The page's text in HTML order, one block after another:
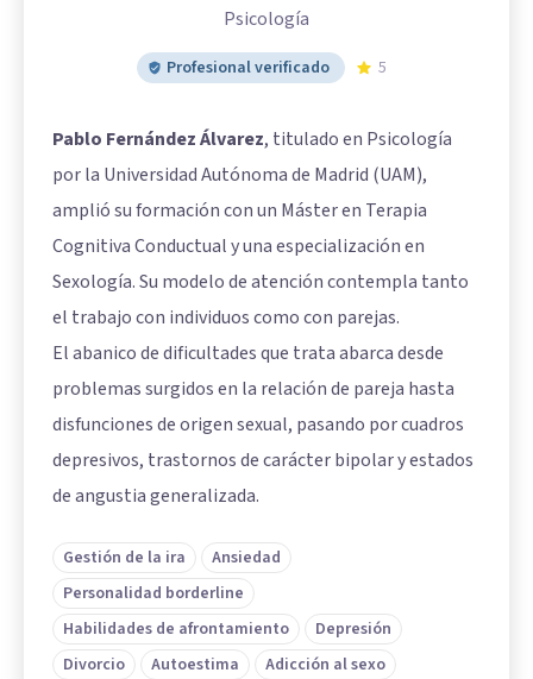
Psicología
Profesional verificado 5
Pablo Fernández Álvarez, titulado en Psicología
por la Universidad Autónoma de Madrid (UAM),
amplió su formación con un Máster en Terapia
Cognitiva Conductual y una especialización en
Sexología. Su modelo de atención contempla tanto
el trabajo con individuos como con parejas.
El abanico de dificultades que trata abarca desde
problemas surgidos en la relación de pareja hasta
disfunciones de origen sexual, pasando por cuadros
depresivos, trastornos de carácter bipolar y estados
de angustia generalizada.
Gestión de la ira
Ansiedad
Personalidad borderline
Habilidades de afrontamiento
Depresión
Divorcio
Autoestima
Adicción al sexo